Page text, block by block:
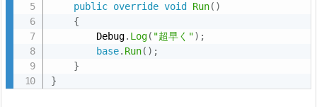
比
8.
7. s
e
public override void Run( )
{
        Debug
. Log( "超早く") ;
base. Run( ) ;
}
}